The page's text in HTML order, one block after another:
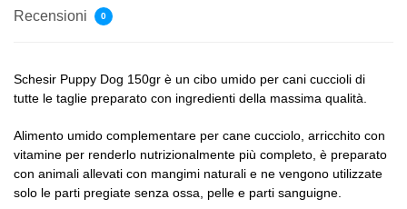
Recensioni 0
Schesir Puppy Dog 150gr è un cibo umido per cani cuccioli di
tutte le taglie preparato con ingredienti della massima qualità.
Alimento umido complementare per cane cucciolo, arricchito con
vitamine per renderlo nutrizionalmente più completo, è preparato
con animali allevati con mangimi naturali e ne vengono utilizzate
solo le parti pregiate senza ossa, pelle e parti sanguigne.